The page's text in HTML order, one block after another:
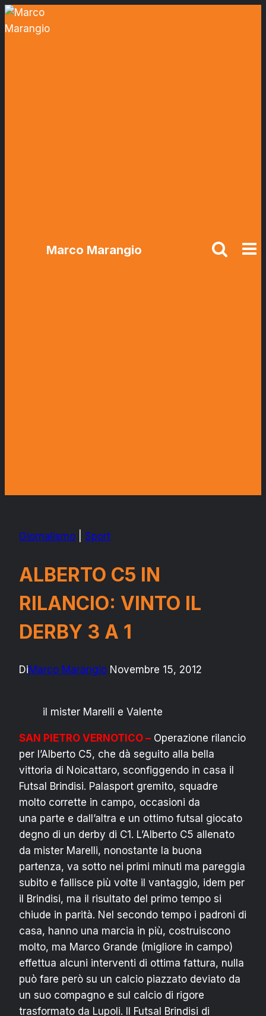
Salta
al
Marco Marangio
Giornalismo Sport
ALBERTO C5 IN
RILANCIO: VINTO IL
DERBY 3 A 1
DiMarco Marangio Novembre 15, 2012
il mister Marelli e Valente
SAN PIETRO VERNOTICO – Operazione rilancio
per l’Alberto C5, che dà seguito alla bella
vittoria di Noicattaro, sconfiggendo in casa il
Futsal Brindisi. Palasport gremito, squadre
molto corrette in campo, occasioni da
una parte e dall’altra e un ottimo futsal giocato
degno di un derby di C1. L’Alberto C5 allenato
da mister Marelli, nonostante la buona
partenza, va sotto nei primi minuti ma pareggia
subito e fallisce più volte il vantaggio, idem per
il Brindisi, ma il risultato del primo tempo si
chiude in parità. Nel secondo tempo i padroni di
casa, hanno una marcia in più, costruiscono
molto, ma Marco Grande (migliore in campo)
effettua alcuni interventi di ottima fattura, nulla
può fare però su un calcio piazzato deviato da
un suo compagno e sul calcio di rigore
trasformato da Lupoli. Il Futsal Brindisi di